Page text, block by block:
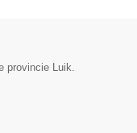
provincie Luik.